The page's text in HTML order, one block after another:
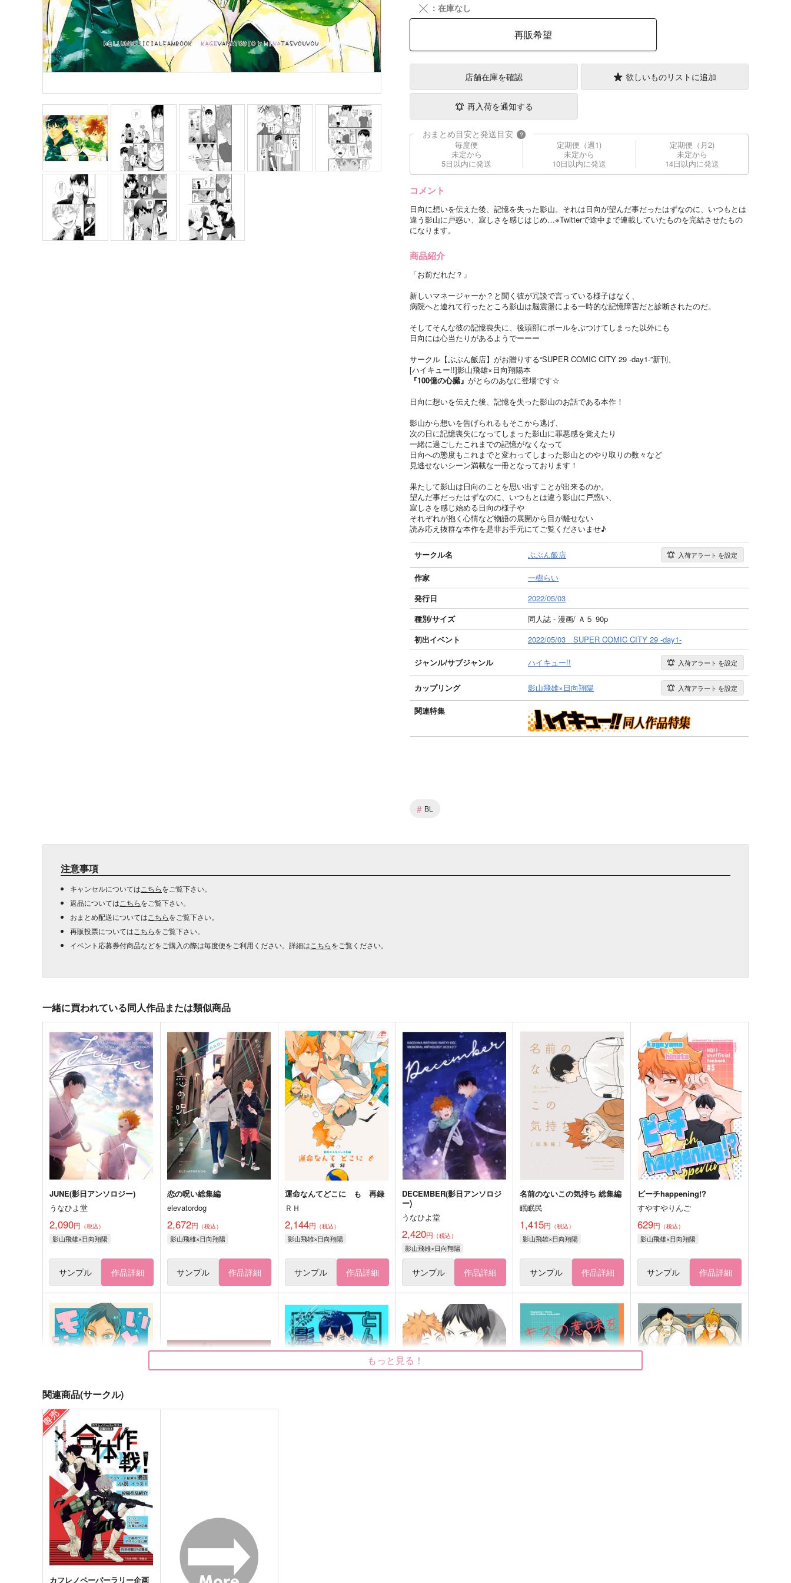
╳ ：在庫なし
再販希望
店舗在庫を確認 欲しいものリストに追加
再入荷を通知する
おまとめ目安と発送目安 ?
毎度便
未定から
5日以内に発送
定期便（週1)
未定から
10日以内に発送
定期便（月2)
未定から
14日以内に発送
コメント
日向に想いを伝えた後、記憶を失った影山。それは日向が望んだ事だったはずなのに、いつもとは
違う影山に戸惑い、寂しさを感じはじめ…※Twitterで途中まで連載していたものを完結させたもの
になります。
商品紹介
「お前だれだ？」
新しいマネージャーか？と聞く彼が冗談で言っている様子はなく、
病院へと連れて行ったところ影山は脳震盪による一時的な記憶障害だと診断されたのだ。
そしてそんな彼の記憶喪失に、後頭部にボールをぶつけてしまった以外にも
日向には心当たりがあるようでーーー
サークル【ぶぶん飯店】がお贈りする“SUPER COMIC CITY 29 -day1-”新刊、
[ハイキュー!!]影山飛雄×日向翔陽本
『100億の心臓』 がとらのあなに登場です☆
日向に想いを伝えた後、記憶を失った影山のお話である本作！
影山から想いを告げられるもそこから逃げ、
次の日に記憶喪失になってしまった影山に罪悪感を覚えたり
一緒に過ごしたこれまでの記憶がなくなって
日向への態度もこれまでと変わってしまった影山とのやり取りの数々など
見逃せないシーン満載な一冊となっております！
果たして影山は日向のことを思い出すことが出来るのか。
望んだ事だったはずなのに、いつもとは違う影山に戸惑い、
寂しさを感じ始める日向の様子や
それぞれが抱く心情など物語の展開から目が離せない
読み応え抜群な本作を是非お手元にてご覧くださいませ♪
サークル名 ぶぶん飯店 入荷アラート を設定
作家
一樹らい
発行日
2022/05/03
種別/サイズ
同人誌 - 漫画/ Ａ５ 90p
初出イベント
2022/05/03 SUPER COMIC CITY 29 -day1-
ジャンル/サブジャンル ハイキュー!! 入荷アラート を設定
カップリング 影山飛雄×日向翔陽 入荷アラート を設定
関連特集
# BL
注意事項
キャンセルについては こちらをご覧下さい。
返品については こちらをご覧下さい。
おまとめ配送については こちらをご覧下さい。
再販投票については こちらをご覧下さい。
イベント応募券付商品などをご購入の際は毎度便をご利用ください。詳細は こちらをご覧ください。
一緒に買われている同人作品または類似商品
JUNE(影日アンソロジー)
うなひよ堂
2,090円 （税込）
影山飛雄×日向翔陽
サンプル 作品詳細
恋の呪い総集編
elevatordog
2,672円 （税込）
影山飛雄×日向翔陽
サンプル 作品詳細
運命なんてどこに も 再録
ＲＨ
2,144円 （税込）
影山飛雄×日向翔陽
サンプル 作品詳細
DECEMBER(影日アンソロジ
ー)
うなひよ堂
2,420円 （税込）
影山飛雄×日向翔陽
サンプル 作品詳細
名前のないこの気持ち 総集編
眠眠民
1,415円 （税込）
影山飛雄×日向翔陽
サンプル 作品詳細
ビーチhappening!?
すやすやりんご
629円 （税込）
影山飛雄×日向翔陽
サンプル 作品詳細
いとしのモジャひな
ＲＨ
645円（税込）
影山飛雄×日向翔陽
サンプル 作品詳細 サンプル 作品詳細
もっと見る！
関連商品(サークル)
カフレノペーパーラリー企画